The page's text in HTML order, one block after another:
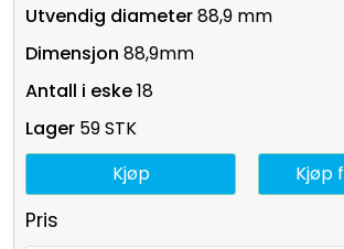
88,9 mm
88,9mm
18
59 STK
Pris
Kjøp Kjøp